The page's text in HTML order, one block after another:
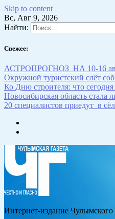
Skip to content
Вс, Авг 9, 2026
Найти:
Свежее:
АСТРОПРОГНОЗ НА 10-16
Окружной туристский слёт
Ко Дню строителя: что сегодня
Новосибирская область
20 специалистов приедут в
Интернет-издание Чулымского